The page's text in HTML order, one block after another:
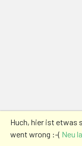
Huch, hier ist etwas
went wrong :-( Neu